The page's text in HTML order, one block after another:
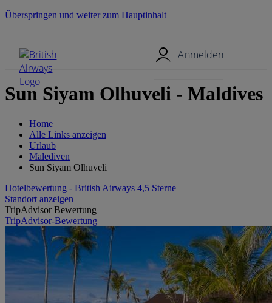
Überspringen und weiter zum Hauptinhalt
Anmelden
Sun Siyam Olhuveli - Maldives
Home
Alle Links anzeigen
Urlaub
Malediven
Sun Siyam Olhuveli
Hotelbewertung - British Airways 4,5 Sterne
Standort anzeigen
TripAdvisor Bewertung
TripAdvisor-Bewertung